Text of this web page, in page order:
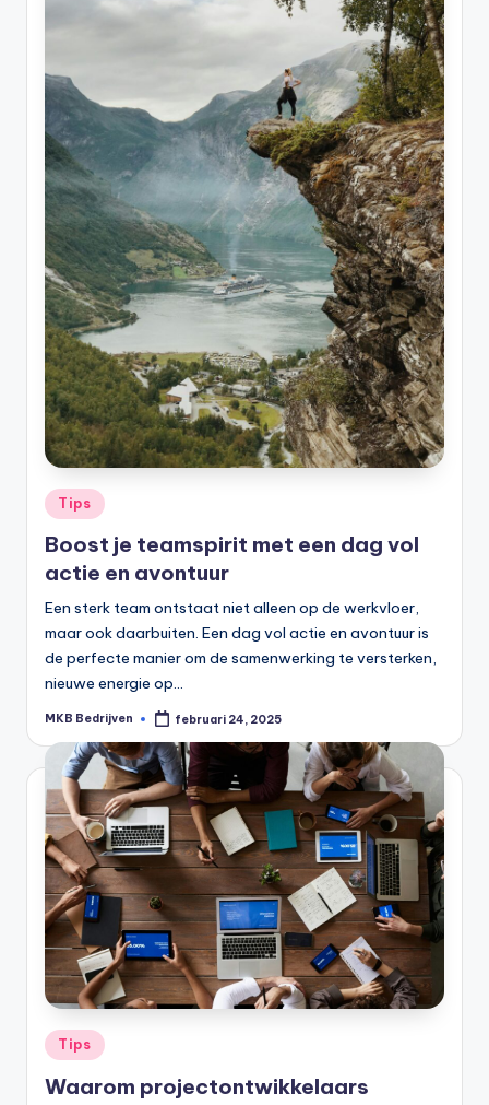
Tips
Boost je teamspirit met een dag vol
actie en avontuur
Een sterk team ontstaat niet alleen op de werkvloer,
maar ook daarbuiten. Een dag vol actie en avontuur is
de perfecte manier om de samenwerking te versterken,
nieuwe energie op…
MKB Bedrijven februari 24, 2025
Tips
Waarom projectontwikkelaars